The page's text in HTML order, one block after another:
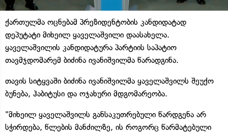
ქართულმა ოცნებამ პრეზიდენტობის კანდიდატად
დეპუტატი მიხეილ ყაველაშვილი დაასახელა.
ყაველაშვილის კანდიდატურა პარტიის საპატიო
თავმჯდომარემ ბიძინა ივანიშვილმა წარადგინა.
თავის სიტყვაში ბიძინა ივანიშვილმა ყაველაშვილს შეუქო
ბუნება, ჰაბიტუსი და ოჯახური მდგომარეობა.
"მიხეილ ყაველაშვილს განსაკუთრებული წარდგენა არ
სჭირდება, წლების მანძილზე, ის როგორც წარმატებული